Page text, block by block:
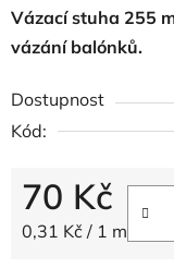
Vázací stuha 255
vázání balónků.
Dostupnost
Kód:
70 Kč
Měrná cena:
0,31 Kč / 1 m